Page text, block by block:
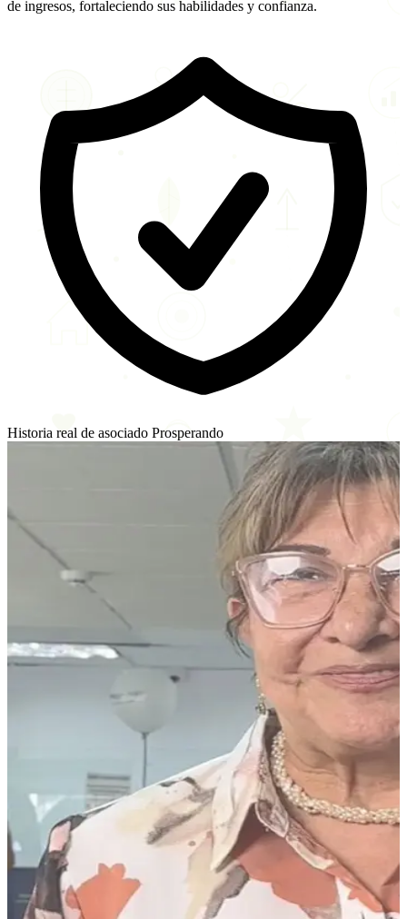
de ingresos, fortaleciendo sus habilidades y confianza.
Historia real de asociado Prosperando